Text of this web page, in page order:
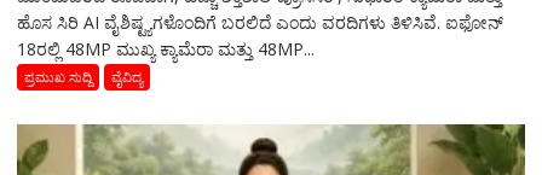
ಹೊಸ ಸಿರಿ AI ವೈಶಿಷ್ಟ್ಯಗಳೊಂದಿಗೆ ಬರಲಿದೆ ಎಂದು ವರದಿಗಳು ತಿಳಿಸಿವೆ. ಐಫೋನ್
18ರಲ್ಲಿ 48MP ಮುಖ್ಯ ಕ್ಯಾಮೆರಾ ಮತ್ತು 48MP...
ಪ್ರಮುಖ ಸುದ್ದಿ ವೈವಿದ್ಯ